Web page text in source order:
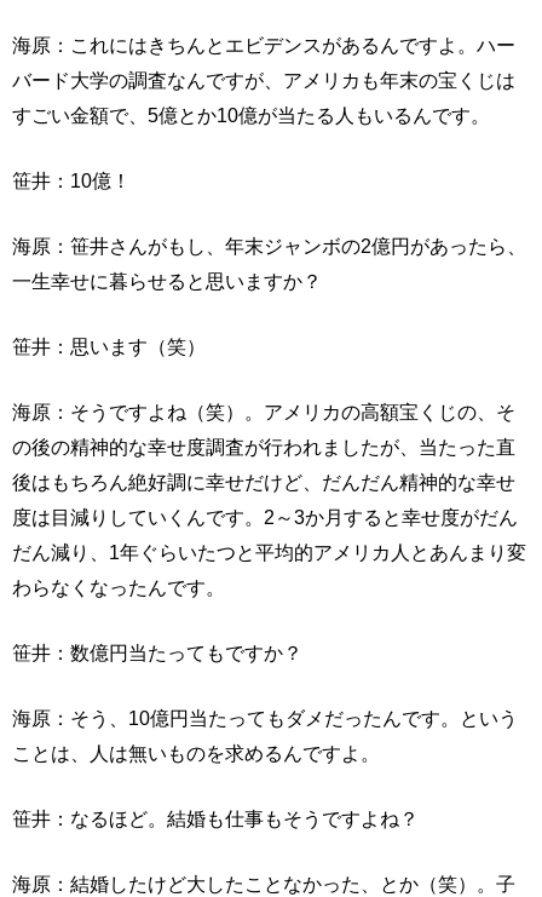
海原：これにはきちんとエビデンスがあるんですよ。ハー
バード大学の調査なんですが、アメリカも年末の宝くじは
すごい金額で、5億とか10億が当たる人もいるんです。
笹井：10億！
海原：笹井さんがもし、年末ジャンボの2億円があったら、
一生幸せに暮らせると思いますか？
笹井：思います（笑）
海原：そうですよね（笑）。アメリカの高額宝くじの、そ
の後の精神的な幸せ度調査が行われましたが、当たった直
後はもちろん絶好調に幸せだけど、だんだん精神的な幸せ
度は目減りしていくんです。2～3か月すると幸せ度がだん
だん減り、1年ぐらいたつと平均的アメリカ人とあんまり変
わらなくなったんです。
笹井：数億円当たってもですか？
海原：そう、10億円当たってもダメだったんです。という
ことは、人は無いものを求めるんですよ。
笹井：なるほど。結婚も仕事もそうですよね？
海原：結婚したけど大したことなかった、とか（笑）。子